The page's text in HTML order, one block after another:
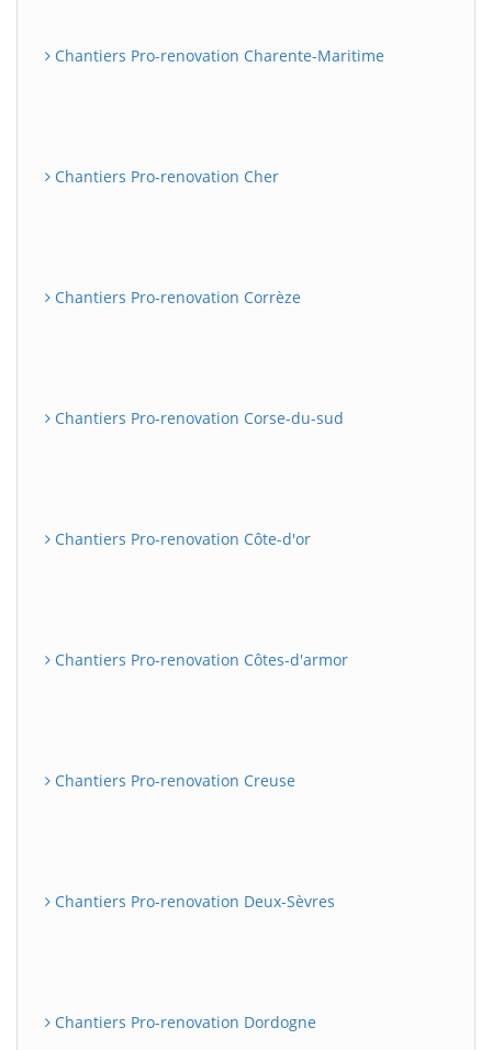
Chantiers Pro-renovation Charente-Maritime
Chantiers Pro-renovation Cher
Chantiers Pro-renovation Corrèze
Chantiers Pro-renovation Corse-du-sud
Chantiers Pro-renovation Côte-d'or
Chantiers Pro-renovation Côtes-d'armor
Chantiers Pro-renovation Creuse
Chantiers Pro-renovation Deux-Sèvres
Chantiers Pro-renovation Dordogne